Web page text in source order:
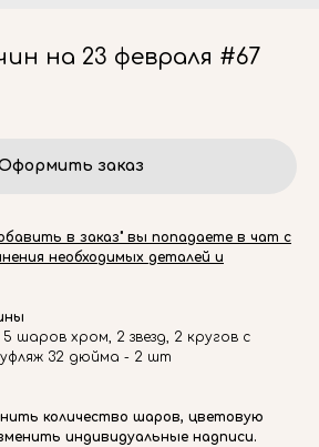
на 23 февраля #67
заказ
в заказ" вы попадаете в чат с
необходимых деталей и
шаров хром, 2 звезд, 2 кругов с
32 дюйма - 2 шт
количество шаров, цветовую
индивидуальные надписи.